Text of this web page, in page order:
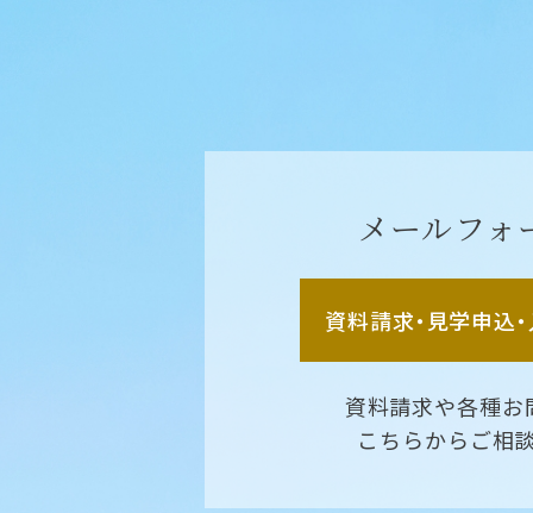
メールフォ
資料請求・見学申込
資料請求や各種
こちらからご相